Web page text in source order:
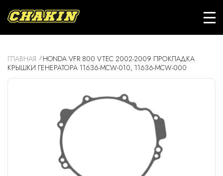
ГЛАВНАЯ
HONDA VFR 800 VTEC 2002-2009 ПРОКЛАДКА
КРЫШКИ ГЕНЕРАТОРА 11636-MCW-010, 11636-MCW-000